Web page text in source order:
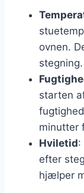
ovnen.
stegning.
starten
minutter
Hviletid:
efter
hjælper